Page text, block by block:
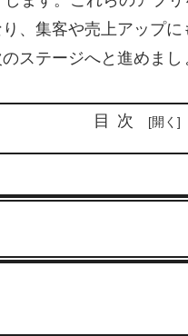
、集客や売上アップ
ステージへと進めまし
目次